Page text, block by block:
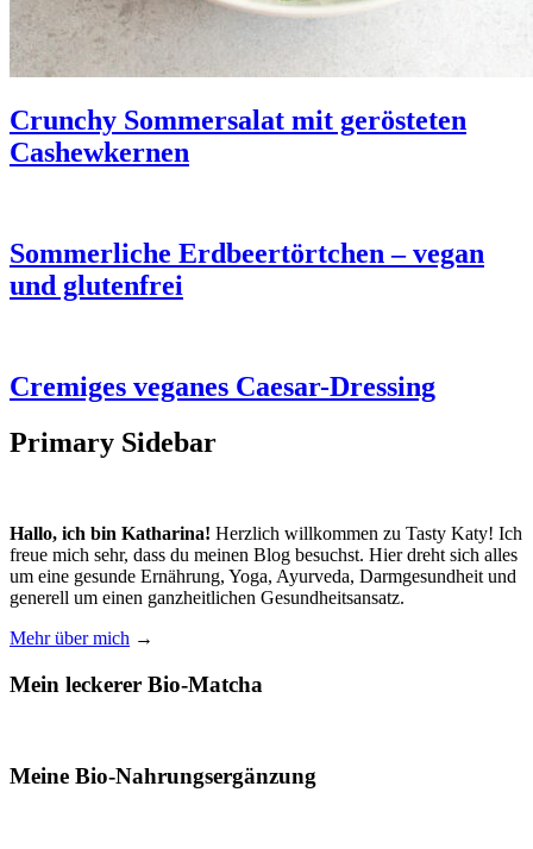
Crunchy Sommersalat mit gerösteten
Cashewkernen
Sommerliche Erdbeertörtchen – vegan
und glutenfrei
Cremiges veganes Caesar-Dressing
Primary Sidebar
Hallo, ich bin Katharina! Herzlich willkommen zu Tasty Katy! Ich
freue mich sehr, dass du meinen Blog besuchst. Hier dreht sich alles
um eine gesunde Ernährung, Yoga, Ayurveda, Darmgesundheit und
generell um einen ganzheitlichen Gesundheitsansatz.
Mehr über mich →
Mein leckerer Bio-Matcha
Meine Bio-Nahrungsergänzung